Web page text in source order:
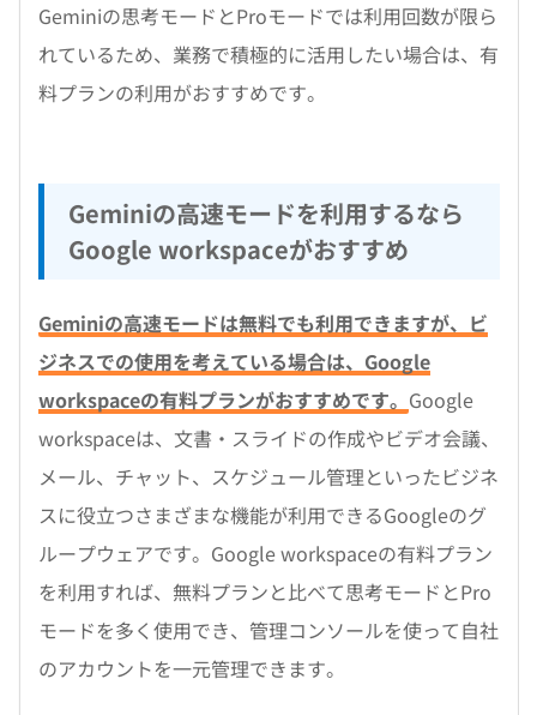
Geminiの思考モードとProモードでは利用回数が限ら
れているため、業務で積極的に活用したい場合は、有
料プランの利用がおすすめです。
Geminiの高速モードを利用するなら
Google workspaceがおすすめ
Geminiの高速モードは無料でも利用できますが、ビ
ジネスでの使用を考えている場合は、Google
workspaceの有料プランがおすすめです。 Google
workspaceは、文書・スライドの作成やビデオ会議、
メール、チャット、スケジュール管理といったビジネ
スに役立つさまざまな機能が利用できるGoogleのグ
ループウェアです。Google workspaceの有料プラン
を利用すれば、無料プランと比べて思考モードとPro
モードを多く使用でき、管理コンソールを使って自社
のアカウントを一元管理できます。